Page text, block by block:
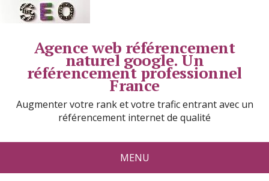
Agence web référencement
naturel google. Un
référencement professionnel
France
Augmenter votre rank et votre trafic entrant avec un
référencement internet de qualité
MENU